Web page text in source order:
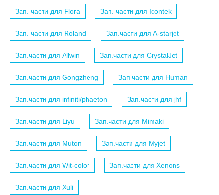
Зап. части для Flora Зап. части для Icontek
Зап. части для Roland Зап.части для A-starjet
Зап.части для Allwin Зап.части для CrystalJet
Зап.части для Gongzheng Зап.части для Human
Зап.части для infiniti/phaeton Зап.части для jhf
Зап.части для Liyu Зап.части для Mimaki
Зап.части для Muton Зап.части для Myjet
Зап.части для Wit-color Зап.части для Xenons
Зап.части для Xuli